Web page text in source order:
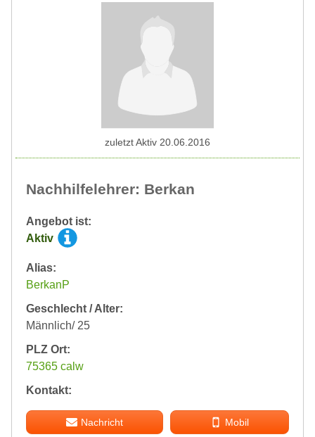
Nachhilfelehrer: Berkan
Angebot ist:
Aktiv
Alias:
BerkanP
Geschlecht / Alter:
Männlich/ 25
PLZ Ort:
75365 calw
Kontakt:
Nachricht Mobil
zuletzt Aktiv 20.06.2016